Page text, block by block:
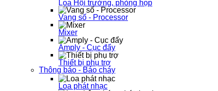
Loa Hội trường, phòng họp
Vang số - Processor
Mixer
Amply - Cục đẩy
Thiết bị phụ trợ
Thông báo - Báo cháy
Loa phát nhạc